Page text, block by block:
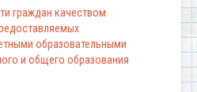
граждан качеством
образовательными
и общего образования